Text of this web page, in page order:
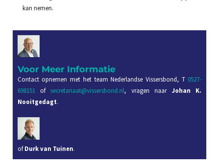
kan nemen.
Voor Meer Informatie
Contact opnemen met het team Nederlandse Vissersbond, T 0527-
698151of secretariaat@vissersbond.nl, vragen naarJohan K.
Nooitgedagt.
ofDurk van Tuinen.